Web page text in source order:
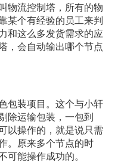
物流控制塔，所有的物
某个有经验的员工来判
和这么多发货需求的应
，会自动输出哪个节点
包装项目。这个与小轩
除运输包装，一包到
以操作的，就是说只需
。原来多个节点的时
可能操作成功的。